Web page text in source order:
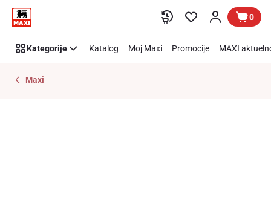
Preskoči link 0
Kategorije Katalog Moj Maxi Promocije MAXI
Maxi